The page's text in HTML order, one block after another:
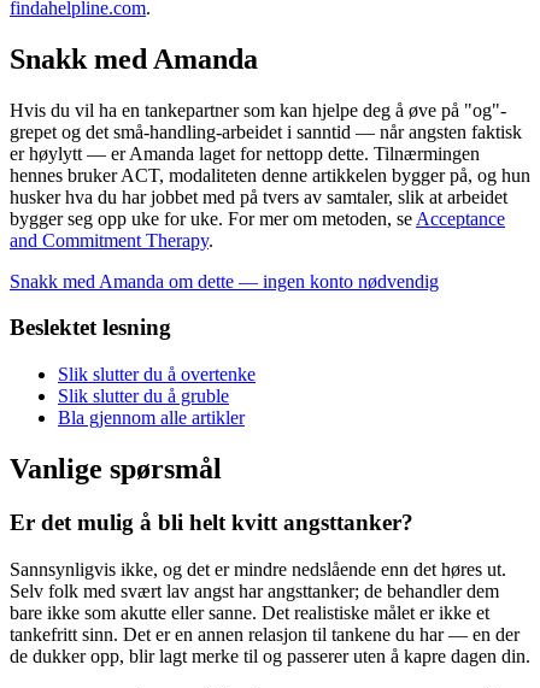
findahelpline.com.
Snakk med Amanda
Hvis du vil ha en tankepartner som kan hjelpe deg å øve på "og"-
grepet og det små-handling-arbeidet i sanntid — når angsten faktisk
er høylytt — er Amanda laget for nettopp dette. Tilnærmingen
hennes bruker ACT, modaliteten denne artikkelen bygger på, og hun
husker hva du har jobbet med på tvers av samtaler, slik at arbeidet
bygger seg opp uke for uke. For mer om metoden, se Acceptance
and Commitment Therapy.
Snakk med Amanda om dette — ingen konto nødvendig
Beslektet lesning
Slik slutter du å overtenke
Slik slutter du å gruble
Bla gjennom alle artikler
Vanlige spørsmål
Er det mulig å bli helt kvitt angsttanker?
Sannsynligvis ikke, og det er mindre nedslående enn det høres ut.
Selv folk med svært lav angst har angsttanker; de behandler dem
bare ikke som akutte eller sanne. Det realistiske målet er ikke et
tankefritt sinn. Det er en annen relasjon til tankene du har — en der
de dukker opp, blir lagt merke til og passerer uten å kapre dagen din.